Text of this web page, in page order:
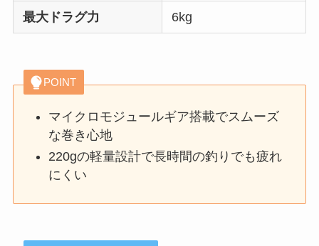
最大ドラグ力 6kg
POINT
マイクロモジュールギア搭載でスムーズ
な巻き心地
220gの軽量設計で長時間の釣りでも疲れ
にくい